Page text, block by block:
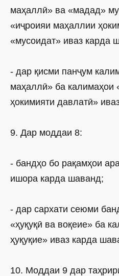
маҳаллӣ» ва «мадад»
«иҷроияи маҳаллии
«мусоидат» иваз карда
- дар қисми панҷум
маҳаллӣ» ба калимаҳои
ҳокимияти давлатӣ»
9. Дар моддаи 8:
- бандҳо бо рақамҳои
ишора карда шаванд;
- дар сархати сеюми
«ҳуқуқӣ ва воқеие» ба
ҳуқуқие» иваз карда
10. Моддаи 9 дар